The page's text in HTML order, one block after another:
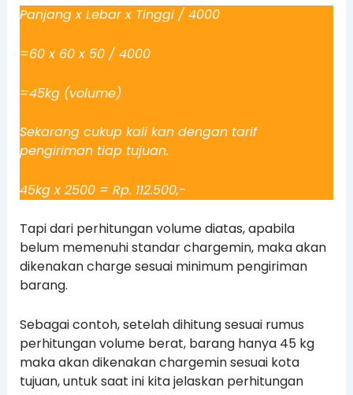
Panjang x Lebar x Tinggi / 4000
=60 x 60 x 50 / 4000
=45kg (volume)
Sekarang cukup kali kan dengan tarif
pengiriman tiap tujuan.
45kg x 2500 = Rp. 112.500,-
Tapi dari perhitungan volume diatas, apabila
belum memenuhi standar chargemin, maka akan
dikenakan charge sesuai minimum pengiriman
barang.
Sebagai contoh, setelah dihitung sesuai rumus
perhitungan volume berat, barang hanya 45 kg
maka akan dikenakan chargemin sesuai kota
tujuan, untuk saat ini kita jelaskan perhitungan